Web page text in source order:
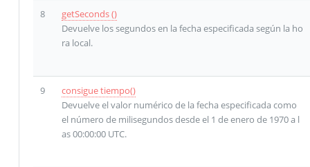
8
getSeconds ()
Devuelve los segundos en la fecha especificada según la ho
ra local.
9
consigue tiempo()
Devuelve el valor numérico de la fecha especificada como
el número de milisegundos desde el 1 de enero de 1970 a l
as 00:00:00 UTC.